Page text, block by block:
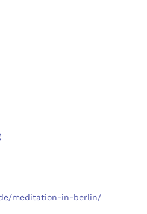
meditation-in-berlin/